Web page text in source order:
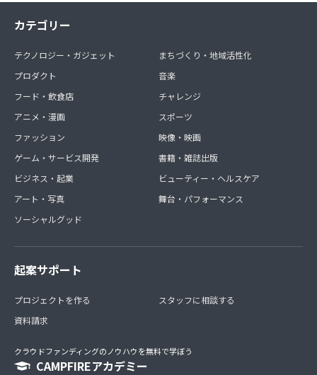
カテゴリー
テクノロジー・ガジェット
プロダクト
フード・飲食店
アニメ・漫画
ファッション
ゲーム・サービス開発
ビジネス・起業
アート・写真
ソーシャルグッド
まちづくり・地域活性化
音楽
チャレンジ
スポーツ
映像・映画
書籍・雑誌出版
ビューティー・ヘルスケア
舞台・パフォーマンス
起案サポート
プロジェクトを作る
資料請求
スタッフに相談する
クラウドファンディングのノウハウを無料で学ぼう
CAMPFIREアカデミー